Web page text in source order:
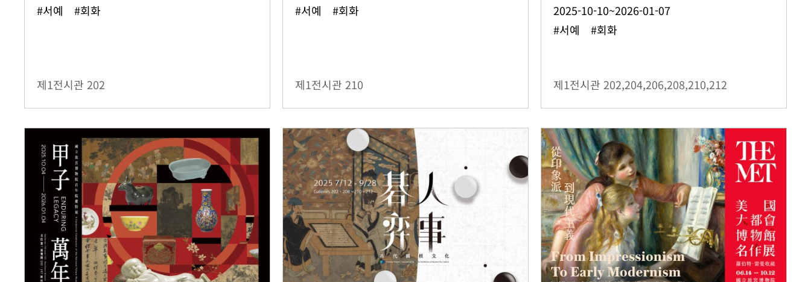
#서예 #회화
제1전시관 202
#서예 #회화
제1전시관 210
2025-10-10~2026-01-07
#서예 #회화
제1전시관 202,204,206,208,210,212